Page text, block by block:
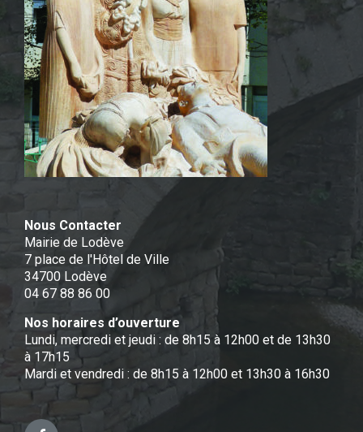
Nous Contacter
Mairie de Lodève
7 place de l'Hôtel de Ville
34700 Lodève
04 67 88 86 00
Nos horaires d’ouverture
Lundi, mercredi et jeudi : de 8h15 à 12h00 et de 13h30
à 17h15
Mardi et vendredi : de 8h15 à 12h00 et 13h30 à 16h30